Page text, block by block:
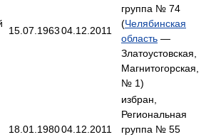
15.07.196304.12.2011
группа № 74
(Челябинская
область —
Златоустовская,
Магнитогорская,
№ 1)
18.01.198004.12.2011
избран,
Региональная
группа № 55